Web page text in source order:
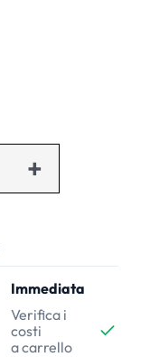
Immediata
Verifica i
costi
a carrello